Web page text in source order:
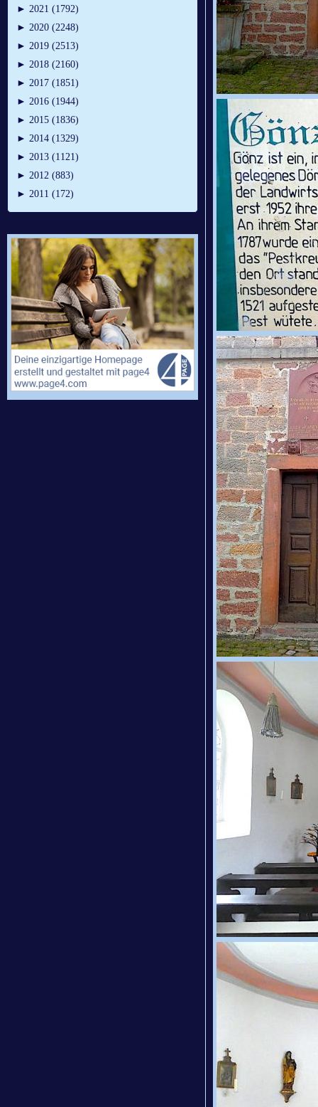
► 2021 (1792)
► 2020 (2248)
► 2019 (2513)
► 2018 (2160)
► 2017 (1851)
► 2016 (1944)
► 2015 (1836)
► 2014 (1329)
► 2013 (1121)
► 2012 (883)
► 2011 (172)